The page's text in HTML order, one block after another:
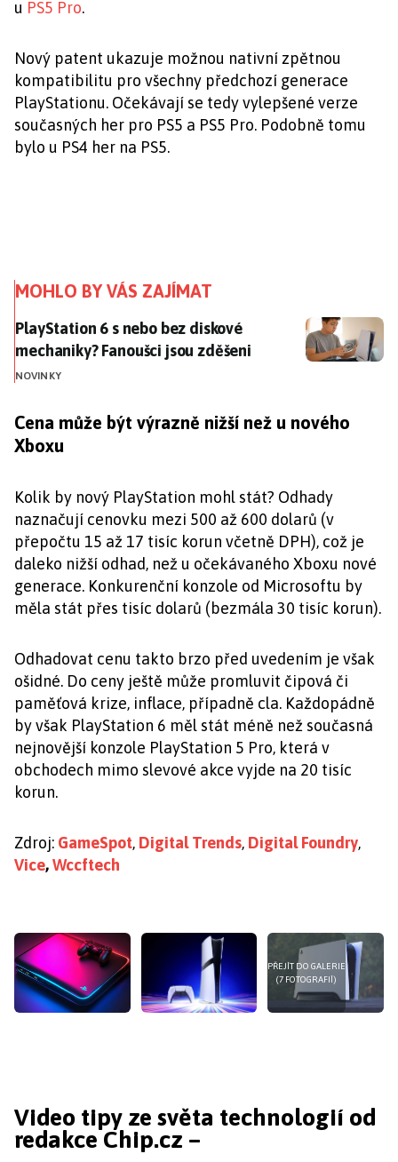
u PS5 Pro.
Nový patent ukazuje možnou nativní zpětnou
kompatibilitu pro všechny předchozí generace
PlayStationu. Očekávají se tedy vylepšené verze
současných her pro PS5 a PS5 Pro. Podobně tomu
bylo u PS4 her na PS5.
MOHLO BY VÁS ZAJÍMAT
PlayStation 6 s nebo bez diskové mechaniky?
PlayStation 6 s nebo bez diskové
mechaniky? Fanoušci jsou zděšeni
NOVINKY
Cena může být výrazně nižší než u nového
Xboxu
Kolik by nový PlayStation mohl stát? Odhady
naznačují cenovku mezi 500 až 600 dolarů (v
přepočtu 15 až 17 tisíc korun včetně DPH), což je
daleko nižší odhad, než u očekávaného Xboxu nové
generace. Konkurenční konzole od Microsoftu by
měla stát přes tisíc dolarů (bezmála 30 tisíc korun).
Odhadovat cenu takto brzo před uvedením je však
ošidné. Do ceny ještě může promluvit čipová či
paměťová krize, inflace, případně cla. Každopádně
by však PlayStation 6 měl stát méně než současná
nejnovější konzole PlayStation 5 Pro, která v
obchodech mimo slevové akce vyjde na 20 tisíc
korun.
Zdroj: GameSpot, Digital Trends, Digital Foundry,
Vice,Wccftech
PŘEJÍT DO GALERIE
(7 FOTOGRAFIÍ)
Video tipy ze světa technologií od
redakce Chip.cz –